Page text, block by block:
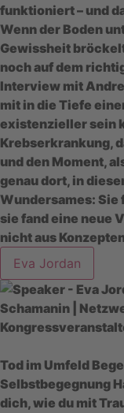
funktioniert – und
Wenn der Boden
Gewissheit
noch auf dem
Interview mit
mit in die Tiefe
existenzieller sein
Krebserkrankung,
und den Moment,
genau dort, in
Wundersames: Sie
sie fand eine neue
nicht aus
Eva Jordan
Schamanin |
Tod im Umfeld
Selbstbegegnung
dich, wie du mit